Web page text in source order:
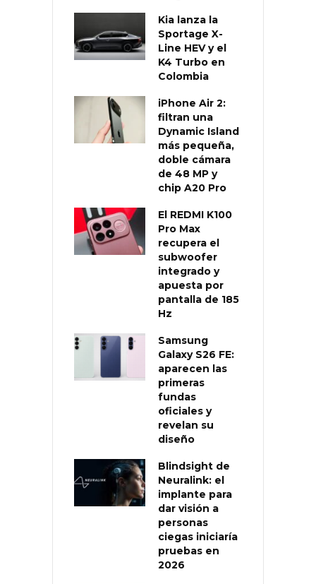
Kia lanza la
Sportage X-
Line HEV y el
K4 Turbo en
Colombia
iPhone Air 2:
filtran una
Dynamic Island
más pequeña,
doble cámara
de 48 MP y
chip A20 Pro
El REDMI K100
Pro Max
recupera el
subwoofer
integrado y
apuesta por
pantalla de 185
Hz
Samsung
Galaxy S26 FE:
aparecen las
primeras
fundas
oficiales y
revelan su
diseño
Blindsight de
Neuralink: el
implante para
dar visión a
personas
ciegas iniciaría
pruebas en
2026